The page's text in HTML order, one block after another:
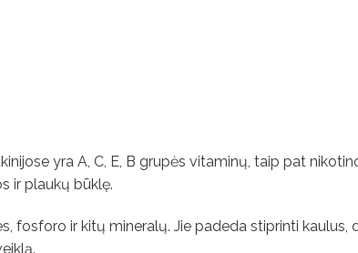
yra A, C, E, B grupės vitaminų, taip pat
ir plaukų būklę.
fosforo ir kitų mineralų. Jie padeda stiprinti kaulus,